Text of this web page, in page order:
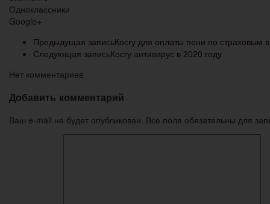
Одноклассники
Google+
Предыдущая записьКосгу для оплаты пени по страховым
Следующая записьКосгу антивирус в 2020 году
Нет комментариев
Добавить комментарий
Ваш e-mail не будет опубликован. Все поля обязательны для